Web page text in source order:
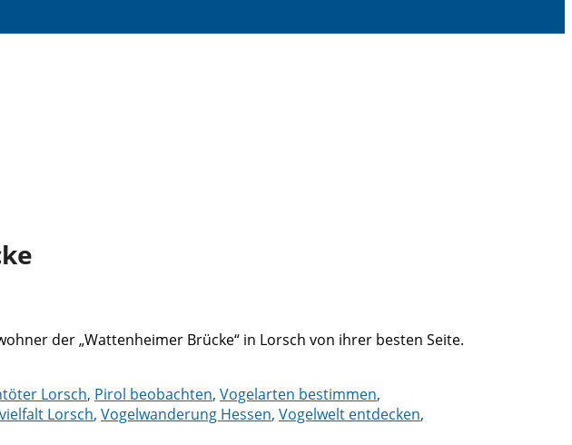
der „Wattenheimer Brücke“ in Lorsch von ihrer besten Seite.
Lorsch, Pirol beobachten, Vogelarten bestimmen,
Lorsch, Vogelwanderung Hessen, Vogelwelt entdecken,